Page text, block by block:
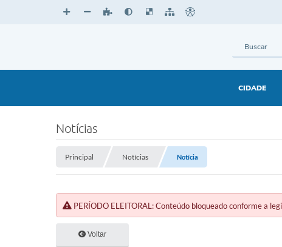
CIDADE
Notícias
Principal Notícias Notícia
PERÍODO ELEITORAL: Conteúdo bloqueado conforme a
Voltar